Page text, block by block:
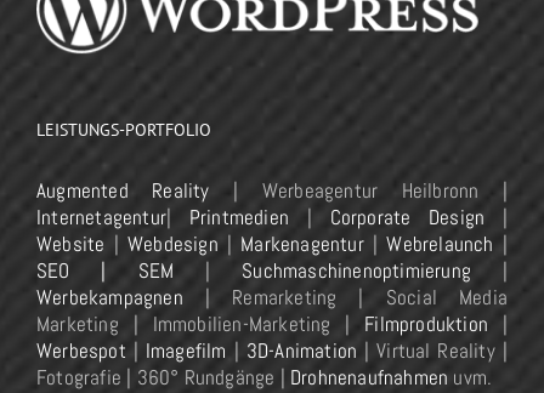
LEISTUNGS-PORTFOLIO
Augmented Reality | Werbeagentur Heilbronn |
Internetagentur| Printmedien | Corporate Design |
Website | Webdesign | Markenagentur|Webrelaunch |
SEO | SEM | Suchmaschinenoptimierung |
Werbekampagnen | Remarketing | Social Media
Marketing | Immobilien-Marketing | Filmproduktion |
Werbespot | Imagefilm | 3D-Animation | Virtual Reality |
Fotografie | 360° Rundgänge | Drohnenaufnahmen uvm.